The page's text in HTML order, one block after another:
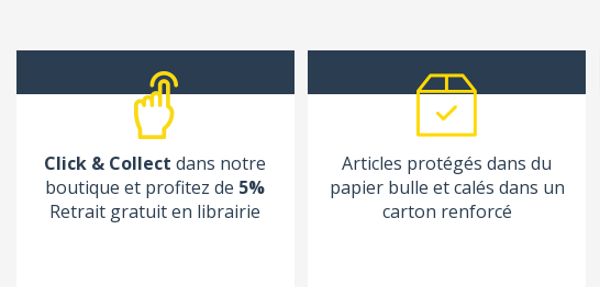
Click & Collect dans notre
boutique et profitez de 5%
Retrait gratuit en librairie
Articles protégés dans du
papier bulle et calés dans un
carton renforcé